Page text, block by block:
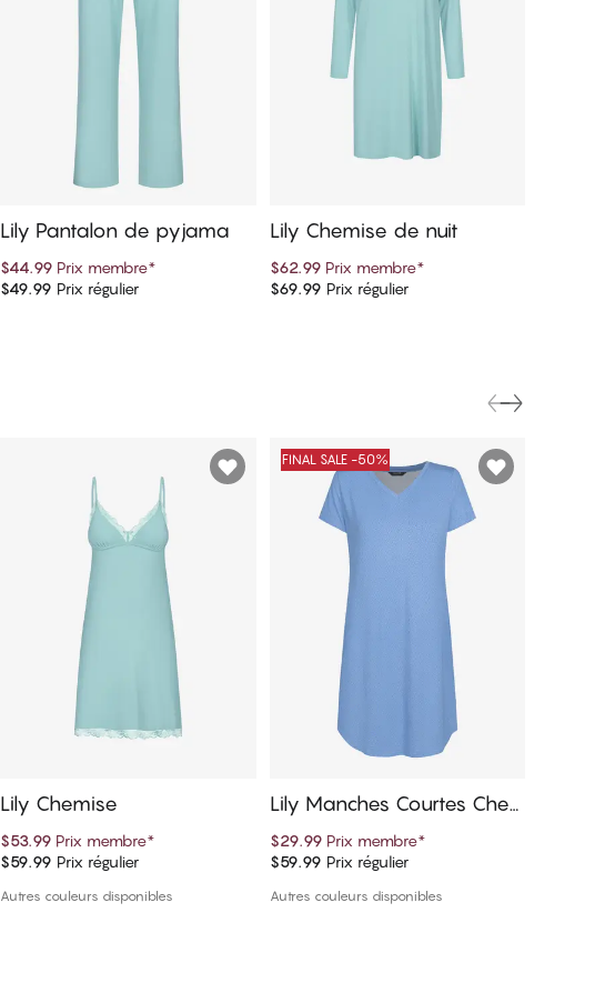
Ajouter au panier
Lily Pantalon de pyjama
$44.99 Prix membre*
$49.99 Prix régulier Ajouter au panier
Lily Chemise de nuit
$62.99 Prix membre*
$69.99 Prix régulier
Ajouter au panier
Lily Chemise
$53.99 Prix membre*
$59.99 Prix régulier
Autres couleurs disponibles
Ajouter au panier
FINAL SALE -50%
Lily Manches Courtes Che
mise de nuit
$29.99 Prix membre*
$59.99 Prix régulier
Autres couleurs disponibles